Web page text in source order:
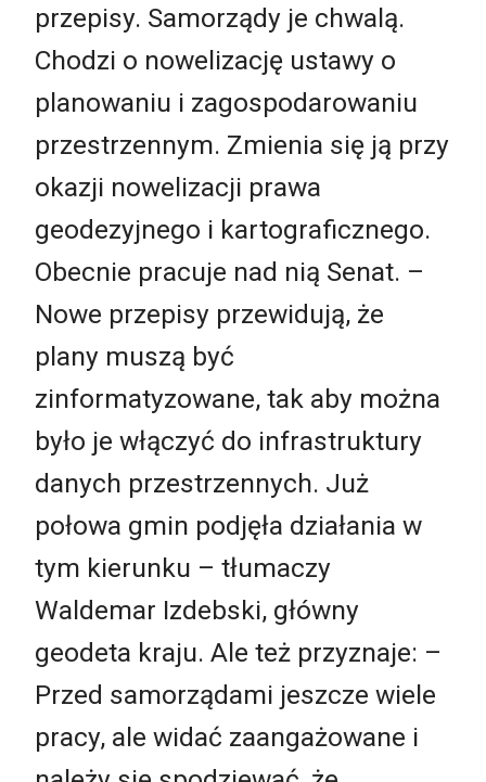
przepisy. Samorządy je chwalą.
Chodzi o nowelizację ustawy o
planowaniu i zagospodarowaniu
przestrzennym. Zmienia się ją przy
okazji nowelizacji prawa
geodezyjnego i kartograficznego.
Obecnie pracuje nad nią Senat. –
Nowe przepisy przewidują, że
plany muszą być
zinformatyzowane, tak aby można
było je włączyć do infrastruktury
danych przestrzennych. Już
połowa gmin podjęła działania w
tym kierunku – tłumaczy
Waldemar Izdebski, główny
geodeta kraju. Ale też przyznaje: –
Przed samorządami jeszcze wiele
pracy, ale widać zaangażowane i